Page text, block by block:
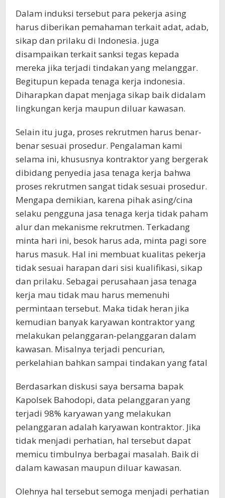
Dalam induksi tersebut para pekerja asing
harus diberikan pemahaman terkait adat, adab,
sikap dan prilaku di Indonesia. juga
disampaikan terkait sanksi tegas kepada
mereka jika terjadi tindakan yang melanggar.
Begitupun kepada tenaga kerja indonesia.
Diharapkan dapat menjaga sikap baik didalam
lingkungan kerja maupun diluar kawasan.
Selain itu juga, proses rekrutmen harus benar-
benar sesuai prosedur. Pengalaman kami
selama ini, khususnya kontraktor yang bergerak
dibidang penyedia jasa tenaga kerja bahwa
proses rekrutmen sangat tidak sesuai prosedur.
Mengapa demikian, karena pihak asing/cina
selaku pengguna jasa tenaga kerja tidak paham
alur dan mekanisme rekrutmen. Terkadang
minta hari ini, besok harus ada, minta pagi sore
harus masuk. Hal ini membuat kualitas pekerja
tidak sesuai harapan dari sisi kualifikasi, sikap
dan prilaku. Sebagai perusahaan jasa tenaga
kerja mau tidak mau harus memenuhi
permintaan tersebut. Maka tidak heran jika
kemudian banyak karyawan kontraktor yang
melakukan pelanggaran-pelanggaran dalam
kawasan. Misalnya terjadi pencurian,
perkelahian bahkan sampai tindakan yang fatal
Berdasarkan diskusi saya bersama bapak
Kapolsek Bahodopi, data pelanggaran yang
terjadi 98% karyawan yang melakukan
pelanggaran adalah karyawan kontraktor. Jika
tidak menjadi perhatian, hal tersebut dapat
memicu timbulnya berbagai masalah. Baik di
dalam kawasan maupun diluar kawasan.
Olehnya hal tersebut semoga menjadi perhatian